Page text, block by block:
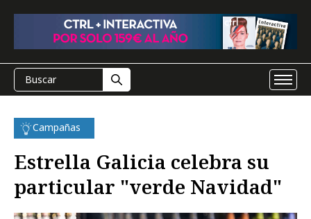
Campañas
Estrella Galicia celebra su
particular "verde Navidad"